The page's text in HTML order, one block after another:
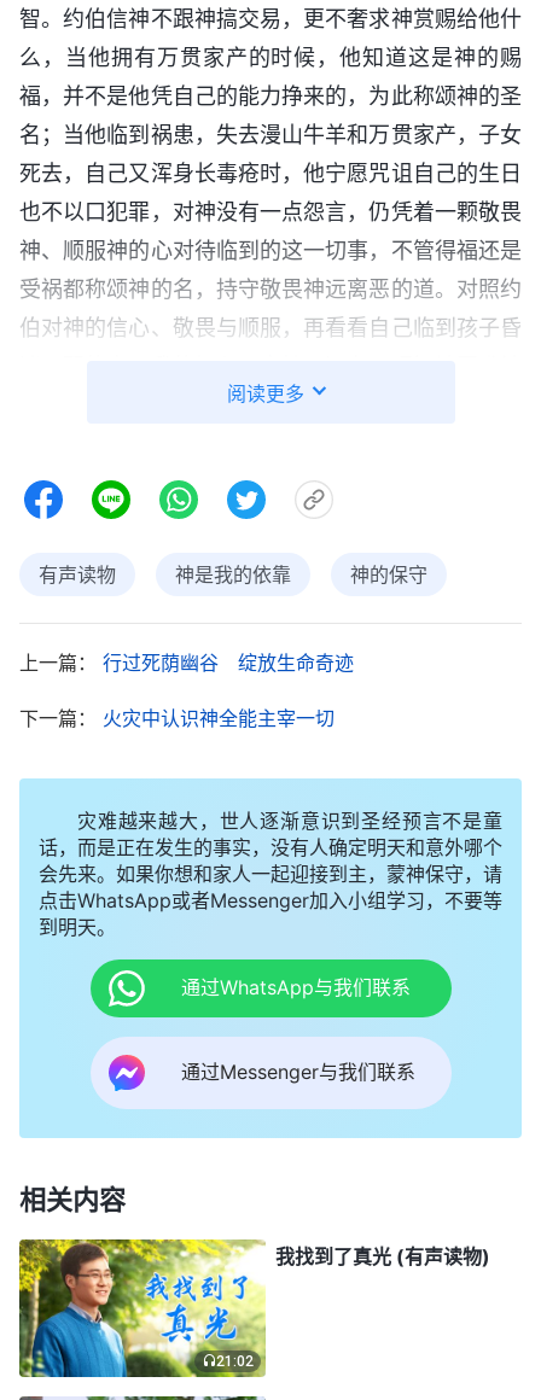
智。约伯信神不跟神搞交易，更不奢求神赏赐给他什
么，当他拥有万贯家产的时候，他知道这是神的赐
福，并不是他凭自己的能力挣来的，为此称颂神的圣
名；当他临到祸患，失去漫山牛羊和万贯家产，子女
死去，自己又浑身长毒疮时，他宁愿咒诅自己的生日
也不以口犯罪，对神没有一点怨言，仍凭着一颗敬畏
神、顺服神的心对待临到的这一切事，不管得福还是
受祸都称颂神的名，持守敬畏神远离恶的道。对照约
伯对神的信心、敬畏与顺服，再看看自己临到孩子昏
保守孩子平安无事，不要出现任何状况，这时我才看
站在受造之物的位置上顺服神的主宰安排。想到这
里，我默默地向神祷告：“神啊！我知道自己的身量
很小，还不及约伯的一根小手指，但求你加给我信心
你。”祷告后，我心里坦然了许多。
没过多久，主治医生来看孩子，他对我们说：
不醒的……”听到医生说药物中毒，我突然想到中午孩
子拿药瓶玩的场景。这时婆婆抢着说：“对，我家里
有拉肚子药和感冒药。”医生紧张地说：“对，就是那
个拉肚子药，可不能小看它，前几天一名两岁男童，
吃了几十粒拉肚子药，睡了一天一夜，最后送到医院
的时候，小孩已经废了。在大量药物的作用下，孩子
的大脑受到了伤害，皮肤严重溃烂，花了十几万也没
治好，现在那个孩子成痴呆儿了。你是什么时候发现
已经挥发了，就是洗胃也错过了最佳时间，现在也没
有必要洗了。以孩子现在的情况，你们最好有个心理
准备，孩子睡得时间越长大脑损伤得越厉害。你们赶
紧回去看看家里的药少多少粒，我们好根据药量来配
药。”于是我赶紧跑回家找到药瓶，确认孩子吃了二
阅读更多
有声读物 神是我的依靠 神的保守
上一篇： 行过死荫幽谷 绽放生命奇迹
下一篇： 火灾中认识神全能主宰一切
灾难越来越大，世人逐渐意识到圣经预言不是童
话，而是正在发生的事实，没有人确定明天和意外哪个
会先来。如果你想和家人一起迎接到主，蒙神保守，请
点击WhatsApp或者Messenger加入小组学习，不要等
到明天。
通过WhatsApp与我们联系
通过Messenger与我们联系
相关内容
21:02
我找到了真光 (有声读物)